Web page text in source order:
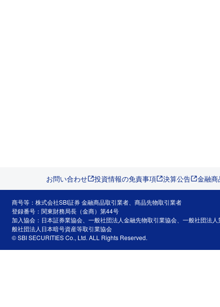
お問い合わせ 投資情報の免責事項 決算公告 金融
商号等：株式会社SBI証券 金融商品取引業者、商品先物取引業者
登録番号：関東財務局長（金商）第44号
加入協会：日本証券業協会、一般社団法人金融先物取引業協会、一般社団法
般社団法人日本暗号資産等取引業協会
© SBI SECURITIES Co., Ltd. ALL Rights Reserved.